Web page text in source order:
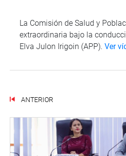
La Comisión de Salud y
extraordinaria bajo la
Elva Julon Irigoin (APP). Ver
ANTERIOR